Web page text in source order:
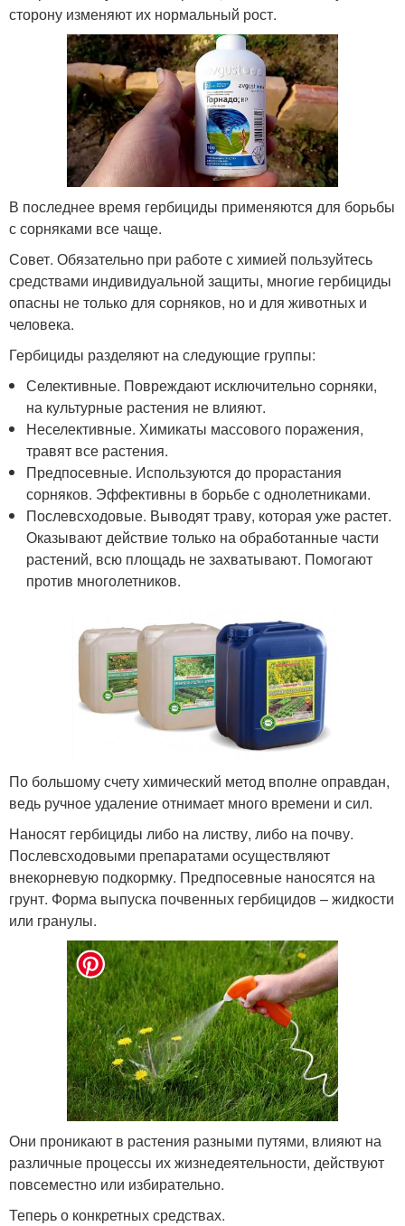
сторону изменяют их нормальный рост.
В последнее время гербициды применяются для борьбы
с сорняками все чаще.
Совет. Обязательно при работе с химией пользуйтесь
средствами индивидуальной защиты, многие гербициды
опасны не только для сорняков, но и для животных и
человека.
Гербициды разделяют на следующие группы:
Селективные. Повреждают исключительно сорняки,
на культурные растения не влияют.
Неселективные. Химикаты массового поражения,
травят все растения.
Предпосевные. Используются до прорастания
сорняков. Эффективны в борьбе с однолетниками.
Послевсходовые. Выводят траву, которая уже растет.
Оказывают действие только на обработанные части
растений, всю площадь не захватывают. Помогают
против многолетников.
По большому счету химический метод вполне оправдан,
ведь ручное удаление отнимает много времени и сил.
Наносят гербициды либо на листву, либо на почву.
Послевсходовыми препаратами осуществляют
внекорневую подкормку. Предпосевные наносятся на
грунт. Форма выпуска почвенных гербицидов – жидкости
или гранулы.
Они проникают в растения разными путями, влияют на
различные процессы их жизнедеятельности, действуют
повсеместно или избирательно.
Теперь о конкретных средствах.